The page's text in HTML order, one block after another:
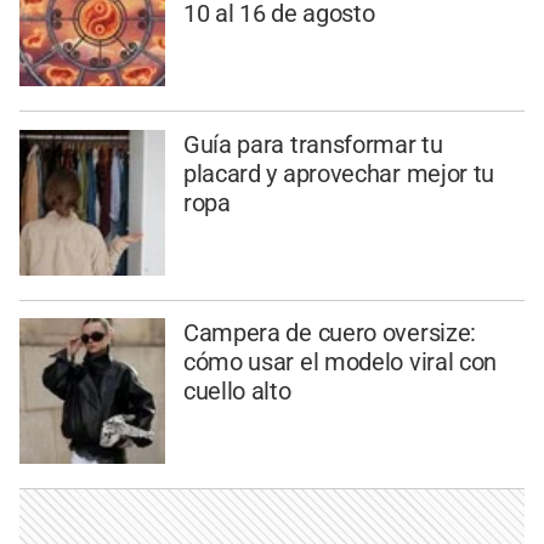
10 al 16 de agosto
Guía para transformar tu
placard y aprovechar mejor tu
ropa
Campera de cuero oversize:
cómo usar el modelo viral con
cuello alto